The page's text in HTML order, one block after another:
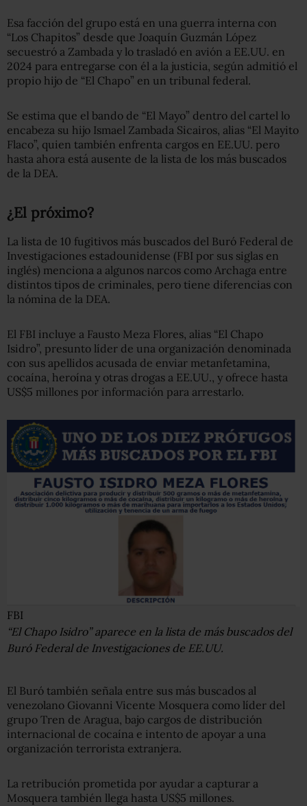
Esa facción del grupo está en una guerra interna con
“Los Chapitos” desde que Joaquín Guzmán López
secuestró a Zambada y lo trasladó en avión a EE.UU. en
2024 para entregarse con él a la justicia, según admitió el
propio hijo de “El Chapo” en un tribunal federal.
Se estima que el bando de “El Mayo” dentro del cartel lo
encabeza su hijo Ismael Zambada Sicairos, alias “El Mayito
Flaco”, quien también enfrenta cargos en EE.UU. pero
hasta ahora está ausente de la lista de los más buscados
de la DEA.
¿El próximo?
La lista de 10 fugitivos más buscados del Buró Federal de
Investigaciones estadounidense (FBI por sus siglas en
inglés) menciona a algunos narcos como Archaga entre
distintos tipos de criminales, pero tiene diferencias con
la nómina de la DEA.
El FBI incluye a Fausto Meza Flores, alias “El Chapo
Isidro”, presunto líder de una organización denominada
con sus apellidos acusada de enviar metanfetamina,
cocaína, heroína y otras drogas a EE.UU., y ofrece hasta
US$5 millones por información para arrestarlo.
FBI
“El Chapo Isidro” aparece en la lista de más buscados del
Buró Federal de Investigaciones de EE.UU.
El Buró también señala entre sus más buscados al
venezolano Giovanni Vicente Mosquera como líder del
grupo Tren de Aragua, bajo cargos de distribución
internacional de cocaína e intento de apoyar a una
organización terrorista extranjera.
La retribución prometida por ayudar a capturar a
Mosquera también llega hasta US$5 millones.